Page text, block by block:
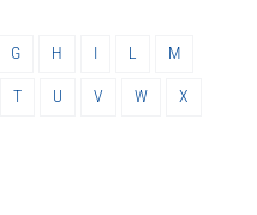
G H I L M
T U V W X